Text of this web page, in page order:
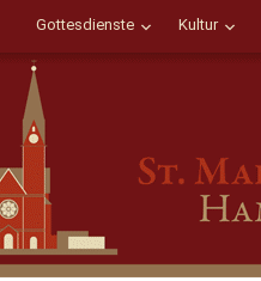
Gottesdienste Kultur